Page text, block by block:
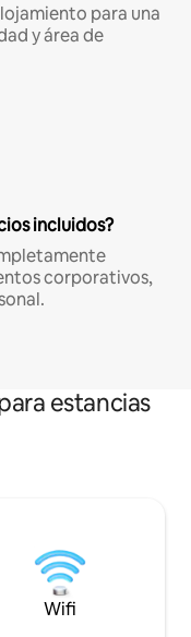
para una
y área de
incluidos?
corporativos,
estancias
Wifi